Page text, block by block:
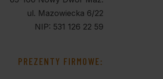
ul. Mazowiecka 6/22
NIP: 531 126 22 59
PREZENTY FIRMOWE: